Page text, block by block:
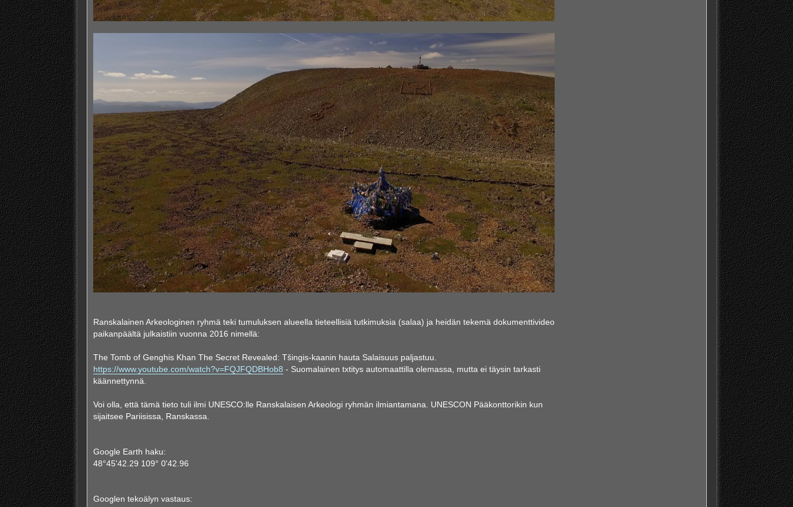
Ranskalainen Arkeologinen ryhmä teki tumuluksen alueella tieteellisiä tutkimuksia (salaa) ja heidän tekemä dokumenttivideo
paikanpäältä julkaistiin vuonna 2016 nimellä:
The Tomb of Genghis Khan The Secret Revealed: Tšingis-kaanin hauta Salaisuus paljastuu.
https://www.youtube.com/watch?v=FQJFQDBHob8 - Suomalainen txtitys automaattilla olemassa, mutta ei täysin tarkasti
käännettynnä.
Voi olla, että tämä tieto tuli ilmi UNESCO:lle Ranskalaisen Arkeologi ryhmän ilmiantamana. UNESCON Pääkonttorikin kun
sijaitsee Pariisissa, Ranskassa.
Google Earth haku:
48°45'42.29 109° 0'42.96
Googlen tekoälyn vastaus: